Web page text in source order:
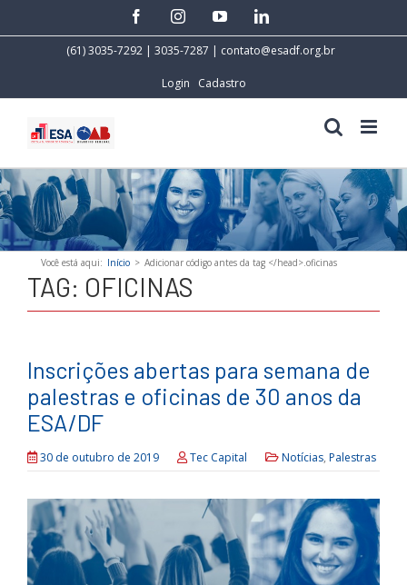
facebookinstagramyoutubelinkedin
(61) 3035-7292 | 3035-7287 | contato@esadf.org.br
Login Cadastro
Você está aqui: Início > Adicionar código antes da tag </head>.oficinas
TAG: OFICINAS
Inscrições abertas para semana de
palestras e oficinas de 30 anos da
ESA/DF
30 de outubro de 2019 Tec Capital Notícias, Palestras